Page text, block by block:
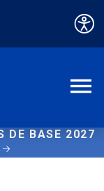
DE BASE 2027